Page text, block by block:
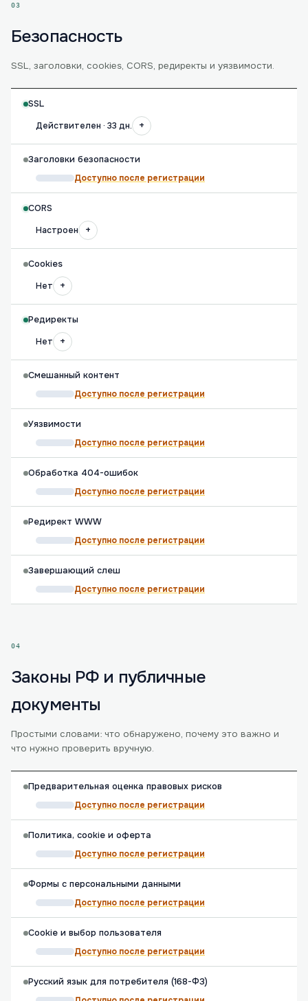
03
Безопасность
SSL, заголовки, cookies, CORS, редиректы и уязвимости.
SSL
Действителен · 33 дн.
+
Заголовки безопасности
Доступно после регистрации
CORS
Настроен
+
Cookies
Нет
+
Редиректы
Нет
+
Смешанный контент
Доступно после регистрации
Уязвимости
Доступно после регистрации
Обработка 404-ошибок
Доступно после регистрации
Редирект WWW
Доступно после регистрации
Завершающий слеш
Доступно после регистрации
04
Законы РФ и публичные
документы
Простыми словами: что обнаружено, почему это важно и
что нужно проверить вручную.
Предварительная оценка правовых рисков
Доступно после регистрации
Политика, cookie и оферта
Доступно после регистрации
Формы с персональными данными
Доступно после регистрации
Cookie и выбор пользователя
Доступно после регистрации
Русский язык для потребителя (168-ФЗ)